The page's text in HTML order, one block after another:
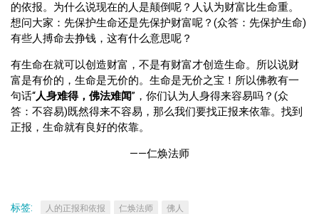
的依报。为什么说现在的人是颠倒呢？人认为财富比生命重。
想问大家：先保护生命还是先保护财富呢？(众答：先保护生命)
有些人搏命去挣钱，这有什么意思呢？
有生命在就可以创造财富，不是有财富才创造生命。所以说财
富是有价的，生命是无价的。生命是无价之宝！所以佛教有一
句话“人身难得，佛法难闻”，你们认为人身得来容易吗？(众
答：不容易)既然得来不容易，那么我们要找正报来依靠。找到
正报，生命就有良好的依靠。
——仁焕法师
标签: 人的正报和依报 仁焕法师 佛人